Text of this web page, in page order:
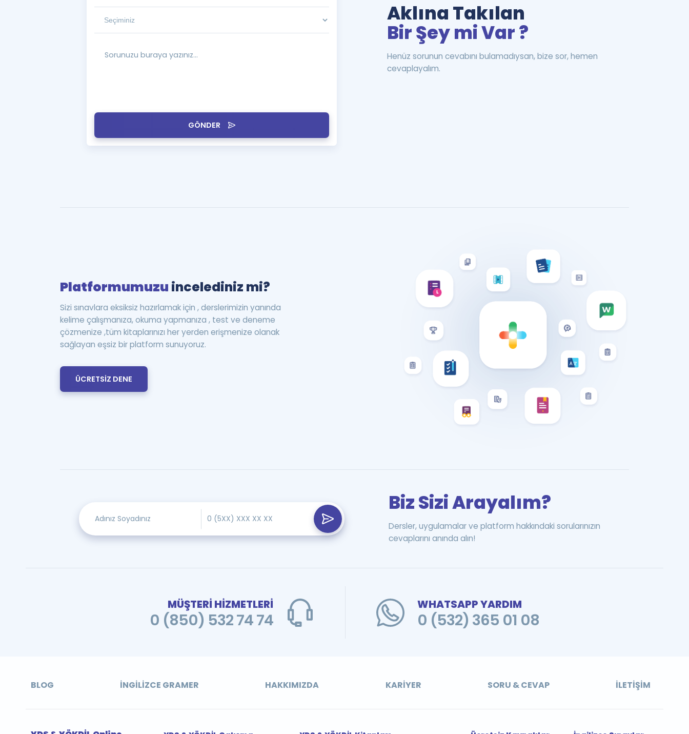
GÖNDER
Aklına Takılan
Bir Şey mi Var ?
Henüz sorunun cevabını bulamadıysan, bize sor, hemen
cevaplayalım.
Platformumuzu incelediniz mi?
Sizi sınavlara eksiksiz hazırlamak için , derslerimizin yanında
kelime çalışmanıza, okuma yapmanıza , test ve deneme
çözmenize ,tüm kitaplarınızı her yerden erişmenize olanak
sağlayan eşsiz bir platform sunuyoruz.
ÜCRETSİZ DENE
Biz Sizi Arayalım?
Dersler, uygulamalar ve platform hakkındaki sorularınızın
cevaplarını anında alın!
MÜŞTERİ HİZMETLERİ
0 (850) 532 74 74
WHATSAPP YARDIM
0 (532) 365 01 08
BLOG İNGILIZCE GRAMER HAKKIMIZDA KARIYER SORU & CEVAP İLETIŞIM